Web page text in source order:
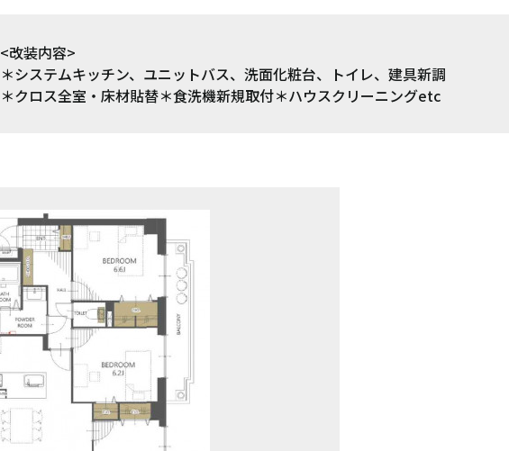
<改装内容>
＊システムキッチン、ユニットバス、洗面化粧台、トイレ、建具新調
＊クロス全室・床材貼替＊食洗機新規取付＊ハウスクリーニングetc